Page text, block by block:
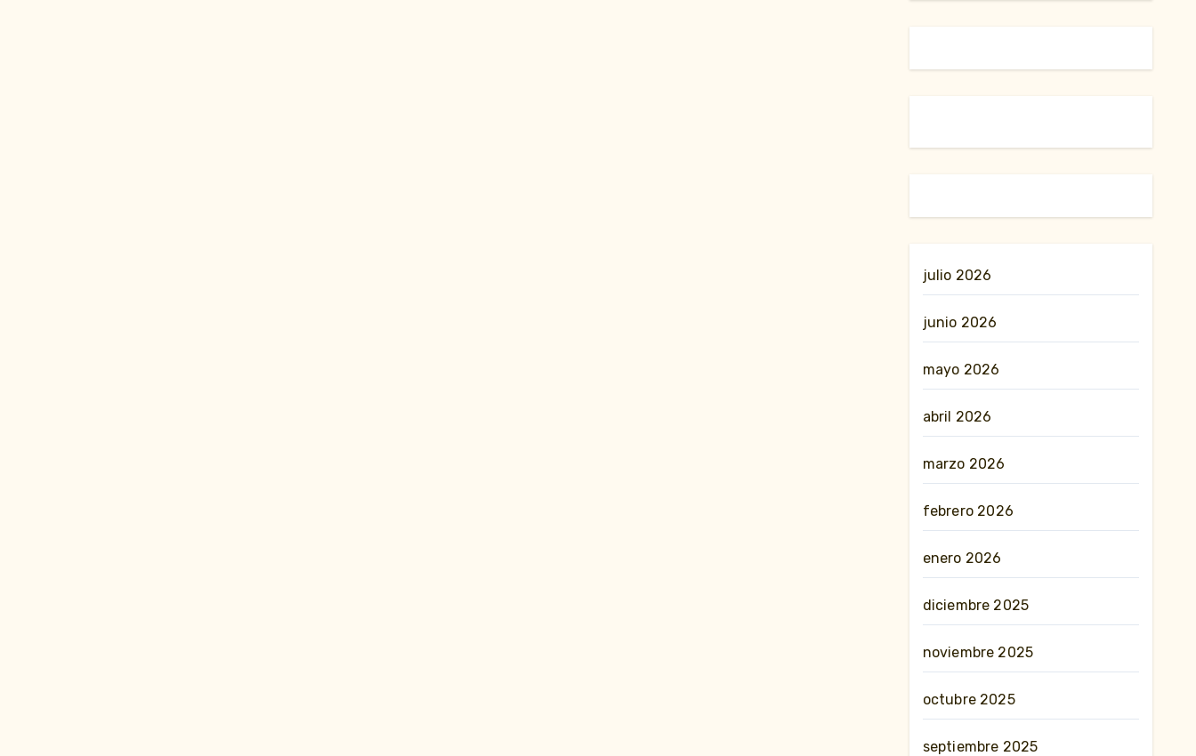
julio 2026
junio 2026
mayo 2026
abril 2026
marzo 2026
febrero 2026
enero 2026
diciembre 2025
noviembre 2025
octubre 2025
septiembre 2025